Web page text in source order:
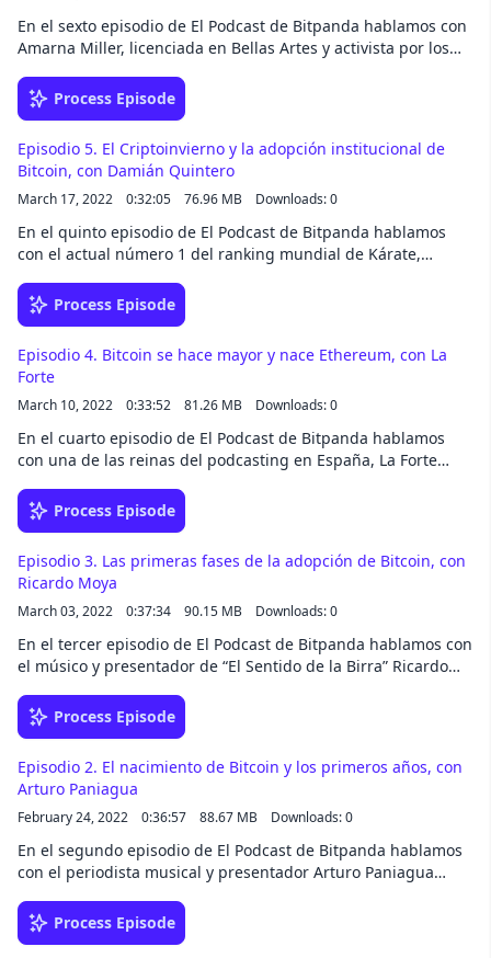
covering the Android OS platform and
ecosystem, as they speak to system architects,
kernel engineers, app developers, and other
distinguished experts in the Android space.
Get in touch with us at Esper.io if you’re
have the experience you need.
En el sexto episodio de El Podcast de Bitpanda hablamos con
Amarna Miller, licenciada en Bellas Artes y activista por los
los criptoactivos, Bitcoin como moneda de curso legal en El
Salvador, el arte NFT y el consumo energético de la minería,
Process Episode
Episodio 5. El Criptoinvierno y la adopción institucional de
Bitcoin, con Damián Quintero
March 17, 2022 0:32:05 76.96 MB Downloads: 0
En el quinto episodio de El Podcast de Bitpanda hablamos
con el actual número 1 del ranking mundial de Kárate,
entre otros temas.
Process Episode
Episodio 4. Bitcoin se hace mayor y nace Ethereum, con La
Forte
March 10, 2022 0:33:52 81.26 MB Downloads: 0
En el cuarto episodio de El Podcast de Bitpanda hablamos
con una de las reinas del podcasting en España, La Forte
entre otros temas.
Process Episode
Episodio 3. Las primeras fases de la adopción de Bitcoin, con
Ricardo Moya
March 03, 2022 0:37:34 90.15 MB Downloads: 0
En el tercer episodio de El Podcast de Bitpanda hablamos con
el músico y presentador de “El Sentido de la Birra” Ricardo
(2011-2014), la historia detrás de Facebook con los gemelos
Winklevoss y Mark Zuckerberg y el Metaverso, entre otros
Process Episode
Episodio 2. El nacimiento de Bitcoin y los primeros años, con
Arturo Paniagua
February 24, 2022 0:36:57 88.67 MB Downloads: 0
En el segundo episodio de El Podcast de Bitpanda hablamos
con el periodista musical y presentador Arturo Paniagua
Pizza Day, el fenómeno fan en la música y NFT, entre otros
temas.
Process Episode